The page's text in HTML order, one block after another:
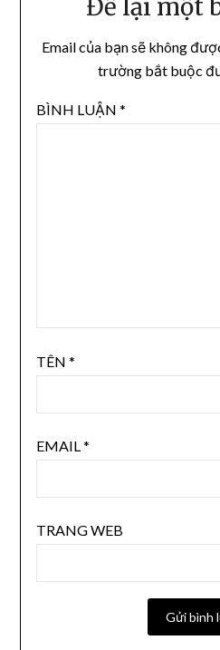
Để lại một
Email của bạn sẽ không
trường bắt buộc
BÌNH LUẬN *
TÊN *
EMAIL*
TRANG WEB